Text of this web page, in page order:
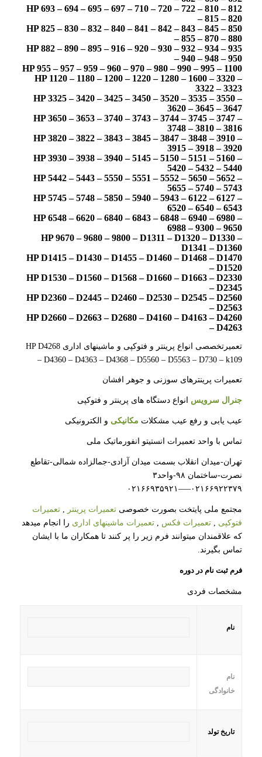
HP 693 – 694 – 695 – 697 – 710 – 720 – 722 – 810 – 812
– 815 – 820
HP 825 – 830 – 832 – 840 – 841 – 842 – 843 – 845 – 850
– 855 – 870 – 880
HP 882 – 890 – 895 – 916 – 920 – 930 – 932 – 934 – 935
– 940 – 948 – 950
HP 955 – 957 – 959 – 960 – 970 – 980 – 990 – 995 – 1100
HP 1120 – 1180 – 1200 – 1220 – 1280 – 1600 – 3320 –
3322 – 3323
HP 3325 – 3420 – 3425 – 3450 – 3520 – 3535 – 3550 –
3620 – 3645 – 3647
HP 3650 – 3653 – 3740 – 3743 – 3744 – 3745 – 3747 –
3748 – 3810 – 3816
HP 3820 – 3822 – 3843 – 3845 – 3847 – 3848 – 3910 –
3915 – 3918 – 3920
HP 3930 – 3938 – 3940 – 5145 – 5150 – 5151 – 5160 –
5420 – 5432 – 5440
HP 5442 – 5443 – 5550 – 5551 – 5552 – 5650 – 5652 –
5655 – 5740 – 5743
HP 5745 – 5748 – 5850 – 5940 – 5943 – 6122 – 6127 –
6520 – 6540 – 6543
HP 6548 – 6620 – 6840 – 6843 – 6848 – 6940 – 6980 –
6988 – 9300 – 9650
HP 9670 – 9680 – 9800 – D1311 – D1320 – D1330 –
D1341 – D1360
HP D1415 – D1430 – D1455 – D1460 – D1468 – D1470
– D1520
HP D1530 – D1560 – D1568 – D1660 – D1663 – D2330
– D2345
HP D2360 – D2445 – D2460 – D2530 – D2545 – D2560
– D2563
HP D2660 – D2663 – D2680 – D4160 – D4163 – D4260
– D4263
تعمیرتخصصی انواع پرینتر و فتوکپی و ماشینهای اداری HP D4268
– D4360 – D4363 – D4368 – D5560 – D5563 – D730 – k109
تعمیرات پرینترهای سوزنی و جوهر افشان
جنرال سرویس انواع دستگاه های پرینتر و فتوکپی
عیب یابی و رفع عیب مشکلات مکانیکی و الکترونیکی
تماس با واحد تعمیرات انستیتو انفورماتیک ملی
تهران-میدان انقلاب بسمت میدان آزادی-جمالزاده شمالی-تقاطع
نصرت-ساختمان ۹۸-واحد۳
۰۲۱۶۶۹۲۲۳۷۹—–۰۲۱۶۶۹۳۵۹۲۱
مجتمع ملی پایتخت بصورت خصوصی تعمیرات پرینتر
تعمیرات
فتوکپی
تعمیرات فکس تعمیرات ماشینهای اداری را انجام میدهد
که علاقمندان میتوانند فرم زیر را پر کنند تا همکاران ما با ایشان
تماس بگیرند.
فرم ثبت نام در دوره
مشخصات فردی
نام
نام
خانوادگی
تاریخ تولد